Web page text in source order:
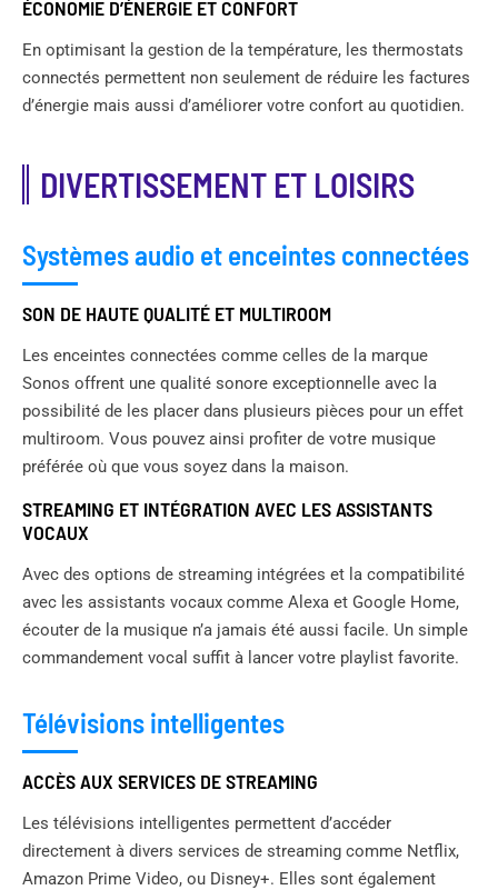
ÉCONOMIE D’ÉNERGIE ET CONFORT
En optimisant la gestion de la température, les thermostats
connectés permettent non seulement de réduire les factures
d’énergie mais aussi d’améliorer votre confort au quotidien.
DIVERTISSEMENT ET LOISIRS
Systèmes audio et enceintes connectées
SON DE HAUTE QUALITÉ ET MULTIROOM
Les enceintes connectées comme celles de la marque
Sonos offrent une qualité sonore exceptionnelle avec la
possibilité de les placer dans plusieurs pièces pour un effet
multiroom. Vous pouvez ainsi profiter de votre musique
préférée où que vous soyez dans la maison.
STREAMING ET INTÉGRATION AVEC LES ASSISTANTS
VOCAUX
Avec des options de streaming intégrées et la compatibilité
avec les assistants vocaux comme Alexa et Google Home,
écouter de la musique n’a jamais été aussi facile. Un simple
commandement vocal suffit à lancer votre playlist favorite.
Télévisions intelligentes
ACCÈS AUX SERVICES DE STREAMING
Les télévisions intelligentes permettent d’accéder
directement à divers services de streaming comme Netflix,
Amazon Prime Video, ou Disney+. Elles sont également